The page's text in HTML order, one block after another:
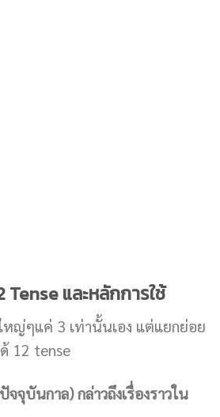
Tense และหลักการใช้
หญ่ๆแค่ 3 เท่านั้นเอง แต่แยกย่อย
12 tense
จุบันกาล) กล่าวถึงเรื่องราวใน